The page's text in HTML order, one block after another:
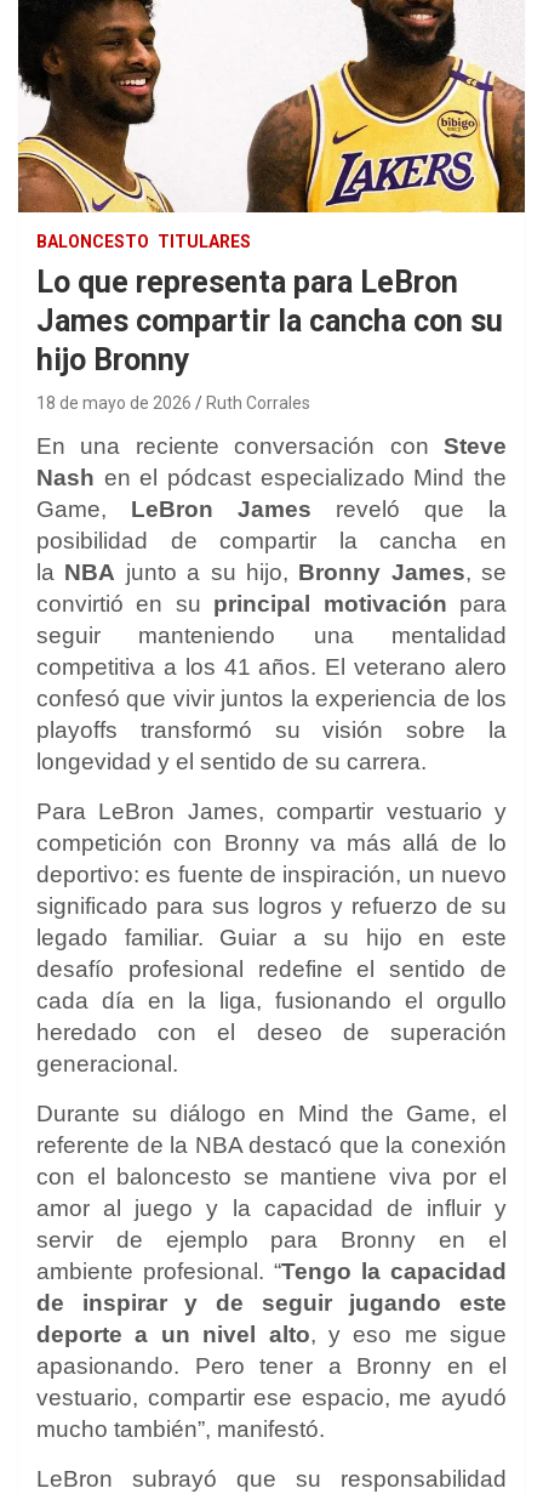
BALONCESTO TITULARES
Lo que representa para LeBron
James compartir la cancha con su
hijo Bronny
18 de mayo de 2026 Ruth Corrales
En una reciente conversación con Steve
Nash en el pódcast especializado Mind the
Game, LeBron James reveló que la
posibilidad de compartir la cancha en
la NBA junto a su hijo, Bronny James, se
convirtió en su principal motivación para
seguir manteniendo una mentalidad
competitiva a los 41 años. El veterano alero
confesó que vivir juntos la experiencia de los
playoffs transformó su visión sobre la
longevidad y el sentido de su carrera.
Para LeBron James, compartir vestuario y
competición con Bronny va más allá de lo
deportivo: es fuente de inspiración, un nuevo
significado para sus logros y refuerzo de su
legado familiar. Guiar a su hijo en este
desafío profesional redefine el sentido de
cada día en la liga, fusionando el orgullo
heredado con el deseo de superación
generacional.
Durante su diálogo en Mind the Game, el
referente de la NBA destacó que la conexión
con el baloncesto se mantiene viva por el
amor al juego y la capacidad de influir y
servir de ejemplo para Bronny en el
ambiente profesional. “Tengo la capacidad
de inspirar y de seguir jugando este
deporte a un nivel alto, y eso me sigue
apasionando. Pero tener a Bronny en el
vestuario, compartir ese espacio, me ayudó
mucho también”, manifestó.
LeBron subrayó que su responsabilidad